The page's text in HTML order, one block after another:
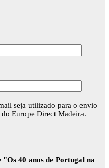
seja utilizado para o envio
Europe Direct Madeira.
40 anos de Portugal na